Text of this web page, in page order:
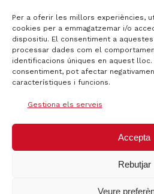
Per a oferir les millors experiències,
cookies per a emmagatzemar i/o
dispositiu. El consentiment a
processar dades com el
identificacions úniques en aquest
consentiment, pot afectar
característiques i funcions.
Gestiona els serveis
Accepta
Rebutjar
Veure
Certificat qualitat